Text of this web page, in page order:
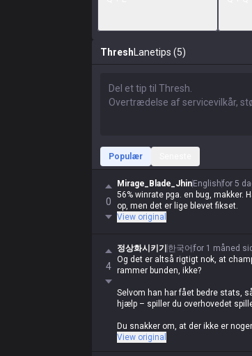
Thresh Lanetips (5)
Populær
0
Mirage_Blade_Jhin Englishfor 5
56% winrate pga. en bug, makker.
op, men det er lige blevet fikset.
View original
4
정상화시키기 한국어 for 1 måned
Og det er altså rigtigt nok, at
rammer bunden, ikke?
Selvom han har fået bedre stats,
hjælp – spiller du overhovedet
Du snakker om, at der ikke er
skill – du har jo selv nul logik, så
View original